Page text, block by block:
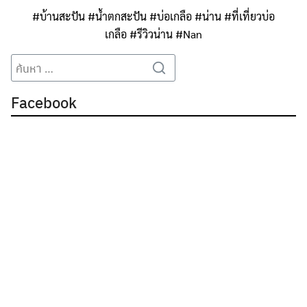
#บ้านสะปัน#น้ำตกสะปัน#บ่อเกลือ#น่าน#ที่เที่ยวบ่อ
เกลือ#รีวิวน่าน#Nan
Search
for:
Search
Facebook